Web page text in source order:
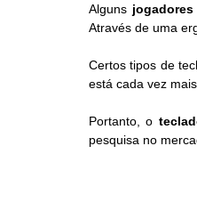
Alguns jogadores
Através de uma
Certos tipos de
está cada vez
Portanto, o
pesquisa no